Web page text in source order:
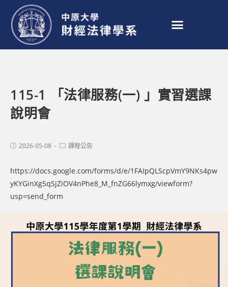
115-1 「法律服務(一) 」實習選課
說明會
2026-05-08 課程公告
https://docs.google.com/forms/d/e/1FAIpQLScpVmY9NKs4pw
yKYGinXg5qSjZiOV4nPhe8_M_fnZG66lymxg/viewform?
usp=send_form